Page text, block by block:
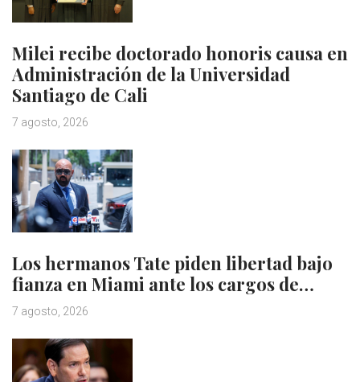
Milei recibe doctorado honoris causa en
Administración de la Universidad
Santiago de Cali
7 agosto, 2026
Los hermanos Tate piden libertad bajo
fianza en Miami ante los cargos de…
7 agosto, 2026